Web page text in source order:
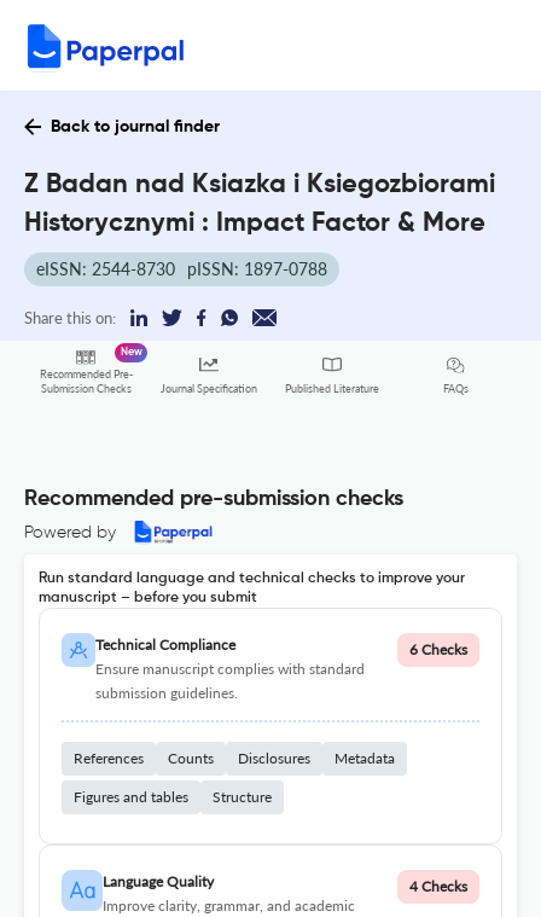
Back to journal finder
Z Badan nad Ksiazka i Ksiegozbiorami
Historycznymi : Impact Factor & More
eISSN: 2544-8730 pISSN: 1897-0788
Share this on:
Recommended Pre-
Submission Checks
New
Journal Specification Published Literature FAQs
Recommended pre-submission checks
Powered by
Run standard language and technical checks to improve your
manuscript – before you submit
Technical Compliance
Ensure manuscript complies with standard
submission guidelines.
6 Checks
References Counts Disclosures Metadata
Figures and tables Structure
Language Quality
Improve clarity, grammar, and academic
4 Checks